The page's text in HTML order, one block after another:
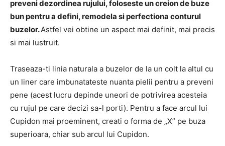
preveni dezordinea rujului, foloseste un creion de buze
bun pentru a defini, remodela si perfectiona conturul
buzelor.Astfel vei obtine un aspect mai definit, mai precis
si mai lustruit.
Traseaza-ti linia naturala a buzelor de la un colt la altul cu
un liner care imbunatateste nuanta pielii pentru a preveni
pene (acest lucru depinde uneori de potrivirea acesteia
cu rujul pe care decizi sa-l porti). Pentru a face arcul lui
Cupidon mai proeminent, creati o forma de „X” pe buza
superioara, chiar sub arcul lui Cupidon.